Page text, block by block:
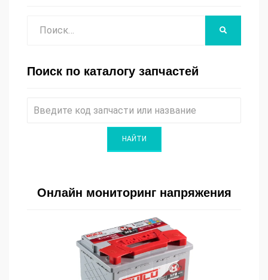
Поиск по каталогу запчастей
Онлайн мониторинг напряжения